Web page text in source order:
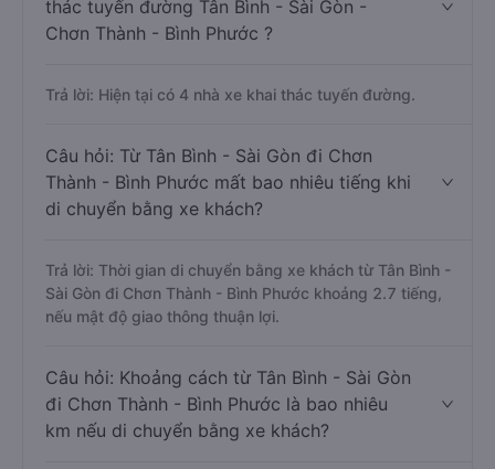
thác tuyến đường Tân Bình - Sài Gòn -
Chơn Thành - Bình Phước ?
Trả lời: Hiện tại có 4 nhà xe khai thác tuyến đường.
Câu hỏi: Từ Tân Bình - Sài Gòn đi Chơn
Thành - Bình Phước mất bao nhiêu tiếng khi
di chuyển bằng xe khách?
Trả lời: Thời gian di chuyển bằng xe khách từ Tân Bình -
Sài Gòn đi Chơn Thành - Bình Phước khoảng 2.7 tiếng,
nếu mật độ giao thông thuận lợi.
Câu hỏi: Khoảng cách từ Tân Bình - Sài Gòn
đi Chơn Thành - Bình Phước là bao nhiêu
km nếu di chuyển bằng xe khách?